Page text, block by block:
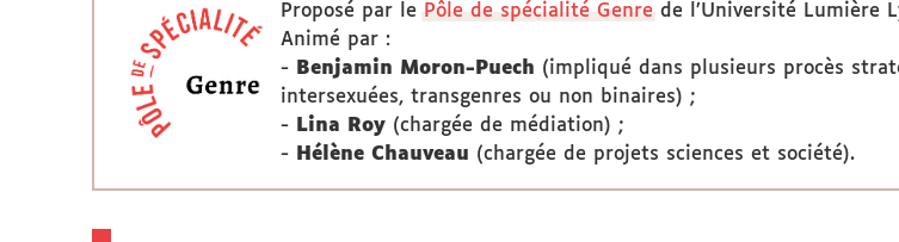
Proposé par le Pôle de spécialité Genre de l’Université Lumière
Animé par :
- Benjamin Moron-Puech (impliqué dans plusieurs procès
intersexuées, transgenres ou non binaires) ;
- Lina Roy (chargée de médiation) ;
- Hélène Chauveau (chargée de projets sciences et société).